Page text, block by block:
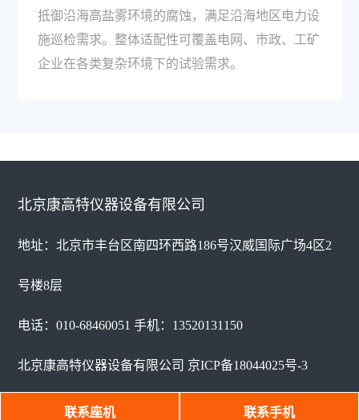
抵御沿海高盐雾环境的腐蚀，满足沿海地区电力设
施巡检需求。整体适配性可覆盖电网、市政、工矿
企业在各类复杂环境下的试验需求。
联系座机 联系手机
北京康高特仪器设备有限公司
地址：北京市丰台区南四环西路186号汉威国际广场4区2
号楼8层
电话：010-68460051 手机：13520131150
北京康高特仪器设备有限公司 京ICP备18044025号-3
京公网安备 11010802026185号